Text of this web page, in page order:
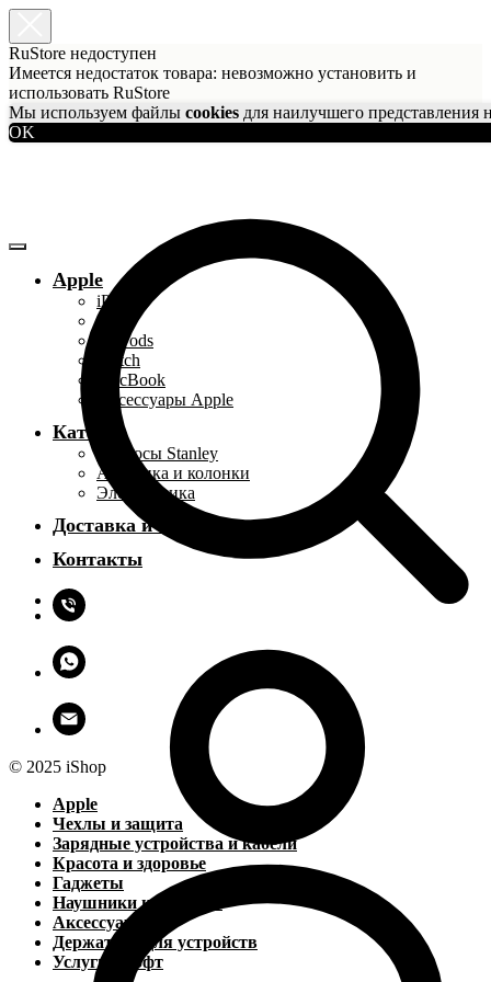
RuStore недоступен
Имеется недостаток товара: невозможно установить и
использовать RuStore
Мы используем файлы cookies для наилучшего представления
OK
Apple
iPhone
iPad
AirPods
Watch
MacBook
Аксессуары Apple
Каталог
Термосы Stanley
Акустика и колонки
Электроника
Доставка и оплата
Контакты
© 2025 iShop
Apple
Чехлы и защита
Зарядные устройства и кабели
Красота и здоровье
Гаджеты
Наушники и колонки
Аксессуары
Держатели для устройств
Услуги и софт